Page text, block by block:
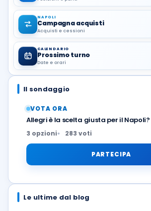
NAPOLI
Campagna acquisti
Acquisti e cessioni
CALENDARIO
Prossimo turno
Date e orari
Il sondaggio
VOTA ORA
Allegri è la scelta giusta per il Napoli?
3 opzioni 283 voti
PARTECIPA
Le ultime dal blog